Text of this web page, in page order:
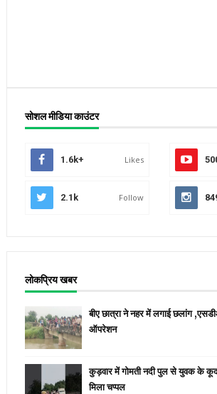
सोशल मीडिया काउंटर
1.6k+ Likes
2.1k Follow
लोकप्रिय खबर
बीए छात्रा ने नहर में लगाई छलांग
ऑपरेशन
कुड़वार में गोमती नदी पुल से युवक के
मिला चप्पल